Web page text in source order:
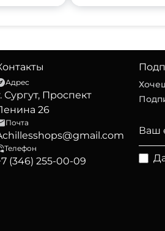
Адрес
Сургут, Проспект
26
Почта
Телефон
(346) 255-00-09